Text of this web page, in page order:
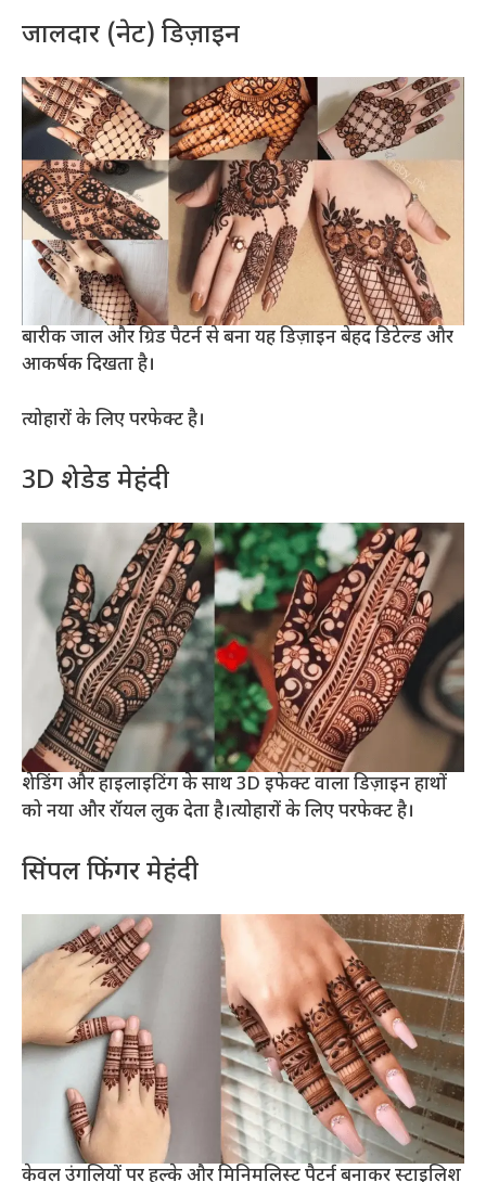
जालदार (नेट) डिज़ाइन
बारीक जाल और ग्रिड पैटर्न से बना यह डिज़ाइन बेहद डिटेल्ड और
आकर्षक दिखता है।
त्योहारों के लिए परफेक्ट है।
3D शेडेड मेहंदी
शेडिंग और हाइलाइटिंग के साथ 3D इफेक्ट वाला डिज़ाइन हाथों
को नया और रॉयल लुक देता है।त्योहारों के लिए परफेक्ट है।
सिंपल फिंगर मेहंदी
केवल उंगलियों पर हल्के और मिनिमलिस्ट पैटर्न बनाकर स्टाइलिश